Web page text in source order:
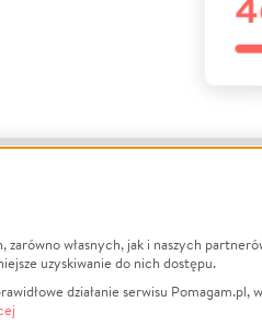
O nas
Opinie
własnych, jak i naszych
uzyskiwanie do nich dostępu.
działanie serwisu